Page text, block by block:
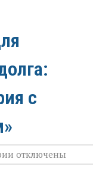
с
к
записи
отключены